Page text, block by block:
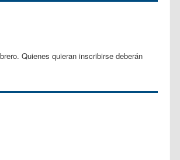
Quienes quieran inscribirse deberán